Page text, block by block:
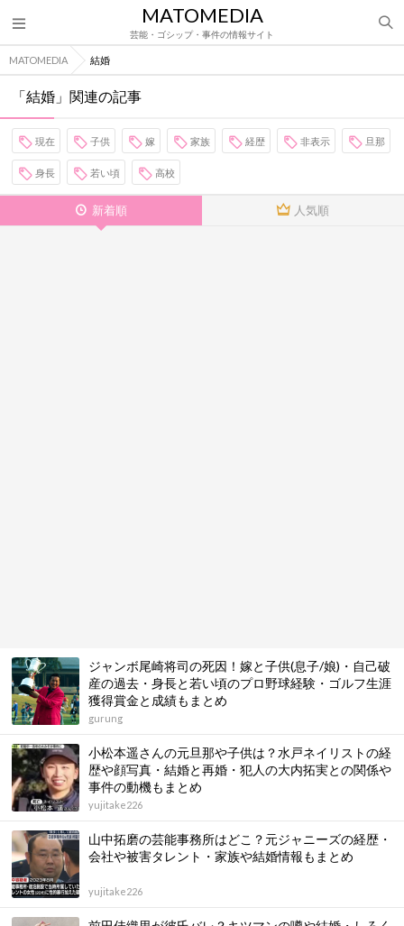
MATOMEDIA
芸能・ゴシップ・事件の情報サイト
MATOMEDIA 結婚
「結婚」関連の記事
現在 子供 嫁 家族 経歴 非表示 旦那
身長 若い頃 高校
新着順 人気順
ジャンボ尾崎将司の死因！嫁と子供(息子/娘)・自己破
産の過去・身長と若い頃のプロ野球経験・ゴルフ生涯
獲得賞金と成績もまとめ
gurung
小松本遥さんの元旦那や子供は？水戸ネイリストの経
歴や顔写真・結婚と再婚・犯人の大内拓実との関係や
事件の動機もまとめ
yujitake226
山中拓磨の芸能事務所はどこ？元ジャニーズの経歴・
会社や被害タレント・家族や結婚情報もまとめ
yujitake226